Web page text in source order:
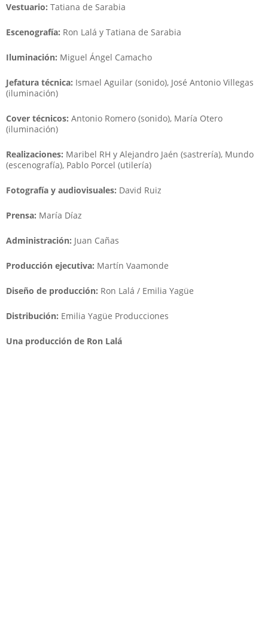
Vestuario: Tatiana de Sarabia
Escenografía: Ron Lalá y Tatiana de Sarabia
Iluminación: Miguel Ángel Camacho
Jefatura técnica: Ismael Aguilar (sonido), José Antonio Villegas
(iluminación)
Cover técnicos: Antonio Romero (sonido), María Otero
(iluminación)
Realizaciones: Maribel RH y Alejandro Jaén (sastrería), Mundo
(escenografía), Pablo Porcel (utilería)
Fotografía y audiovisuales: David Ruiz
Prensa: María Díaz
Administración: Juan Cañas
Producción ejecutiva: Martín Vaamonde
Diseño de producción: Ron Lalá / Emilia Yagüe
Distribución: Emilia Yagüe Producciones
Una producción de Ron Lalá